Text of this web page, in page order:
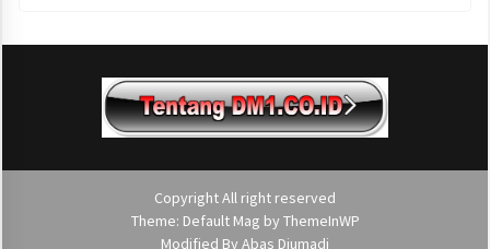
Copyright All right reserved
Theme: Default Mag by ThemeInWP
Modified By Abas Djumadi